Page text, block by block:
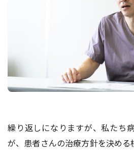
繰り返しになりますが、私たち
が、患者さんの治療⽅針を決め